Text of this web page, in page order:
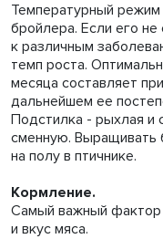
Температурный режим
бройлера. Если его
к различным
темп роста.
месяца составляет
дальнейшем ее
Подстилка - рыхлая и
сменную. Выращивать
на полу в птичнике.
Кормление.
Самый важный фактор
и вкус мяса.